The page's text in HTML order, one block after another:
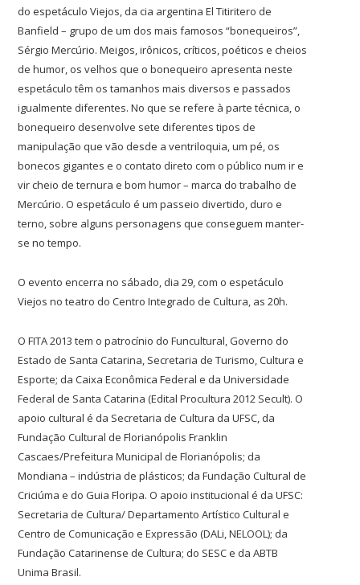
do espetáculo Viejos, da cia argentina El Titiritero de
Banfield – grupo de um dos mais famosos “bonequeiros”,
Sérgio Mercúrio. Meigos, irônicos, críticos, poéticos e cheios
de humor, os velhos que o bonequeiro apresenta neste
espetáculo têm os tamanhos mais diversos e passados
igualmente diferentes. No que se refere à parte técnica, o
bonequeiro desenvolve sete diferentes tipos de
manipulação que vão desde a ventriloquia, um pé, os
bonecos gigantes e o contato direto com o público num ir e
vir cheio de ternura e bom humor – marca do trabalho de
Mercúrio. O espetáculo é um passeio divertido, duro e
terno, sobre alguns personagens que conseguem manter-
se no tempo.
O evento encerra no sábado, dia 29, com o espetáculo
Viejos no teatro do Centro Integrado de Cultura, as 20h.
O FITA 2013 tem o patrocínio do Funcultural, Governo do
Estado de Santa Catarina, Secretaria de Turismo, Cultura e
Esporte; da Caixa Econômica Federal e da Universidade
Federal de Santa Catarina (Edital Procultura 2012 Secult). O
apoio cultural é da Secretaria de Cultura da UFSC, da
Fundação Cultural de Florianópolis Franklin
Cascaes/Prefeitura Municipal de Florianópolis; da
Mondiana – indústria de plásticos; da Fundação Cultural de
Criciúma e do Guia Floripa. O apoio institucional é da UFSC:
Secretaria de Cultura/ Departamento Artístico Cultural e
Centro de Comunicação e Expressão (DALi, NELOOL); da
Fundação Catarinense de Cultura; do SESC e da ABTB
Unima Brasil.